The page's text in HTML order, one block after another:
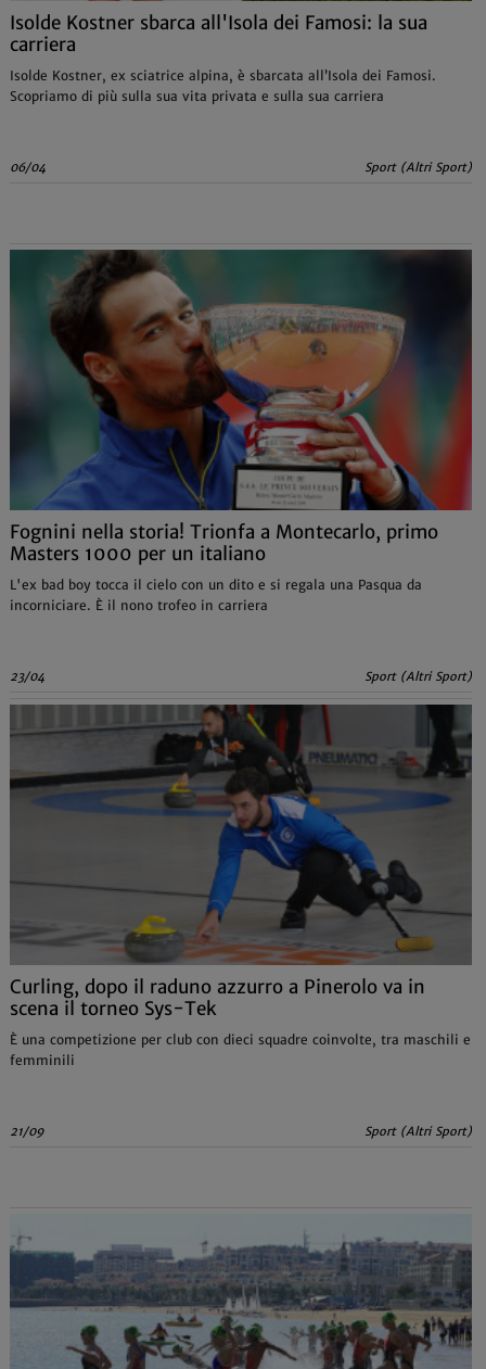
Isolde Kostner sbarca all'Isola dei Famosi: la sua
carriera
Isolde Kostner, ex sciatrice alpina, è sbarcata all’Isola dei Famosi.
Scopriamo di più sulla sua vita privata e sulla sua carriera
06/04 Sport (Altri Sport)
Fognini nella storia! Trionfa a Montecarlo, primo
Masters 1000 per un italiano
L'ex bad boy tocca il cielo con un dito e si regala una Pasqua da
incorniciare. È il nono trofeo in carriera
23/04 Sport (Altri Sport)
Curling, dopo il raduno azzurro a Pinerolo va in
scena il torneo Sys-Tek
È una competizione per club con dieci squadre coinvolte, tra maschili e
femminili
21/09 Sport (Altri Sport)